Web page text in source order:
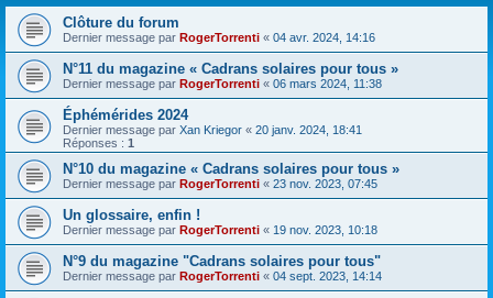
e
Clôture du forum
Dernier message par RogerTorrenti « 04 avr. 2024, 14:16
N°11 du magazine « Cadrans solaires pour tous »
Dernier message par RogerTorrenti « 06 mars 2024, 11:38
Éphémérides 2024
Dernier message par Xan Kriegor « 20 janv. 2024, 18:41
Réponses : 1
N°10 du magazine « Cadrans solaires pour tous »
Dernier message par RogerTorrenti « 23 nov. 2023, 07:45
Un glossaire, enfin !
Dernier message par RogerTorrenti « 19 nov. 2023, 10:18
N°9 du magazine "Cadrans solaires pour tous"
Dernier message par RogerTorrenti « 04 sept. 2023, 14:14